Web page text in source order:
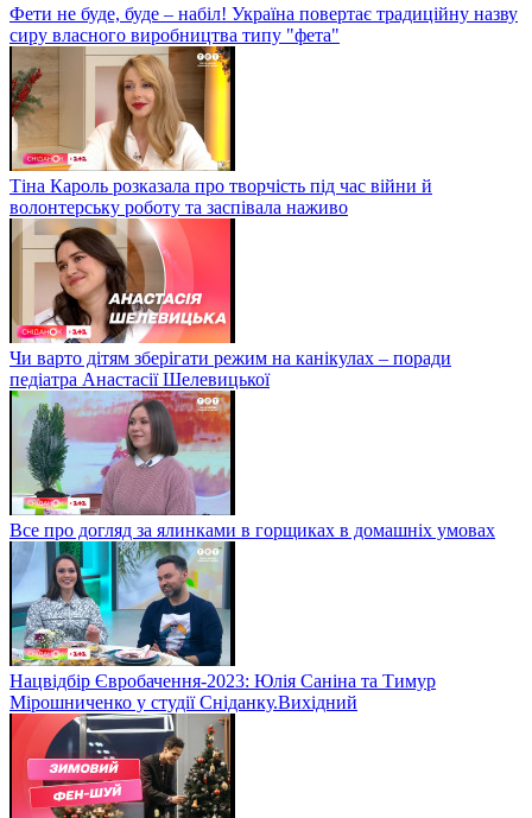
Фети не буде, буде – набіл! Україна повертає традиційну назву
сиру власного виробництва типу "фета"
Тіна Кароль розказала про творчість під час війни й
волонтерську роботу та заспівала наживо
Чи варто дітям зберігати режим на канікулах – поради
педіатра Анастасії Шелевицької
Все про догляд за ялинками в горщиках в домашніх умовах
Нацвідбір Євробачення-2023: Юлія Саніна та Тимур
Мірошниченко у студії Сніданку.Вихідний